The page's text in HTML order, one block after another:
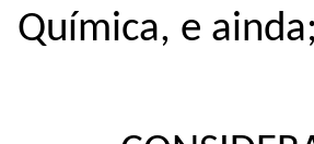
Química, e ainda;